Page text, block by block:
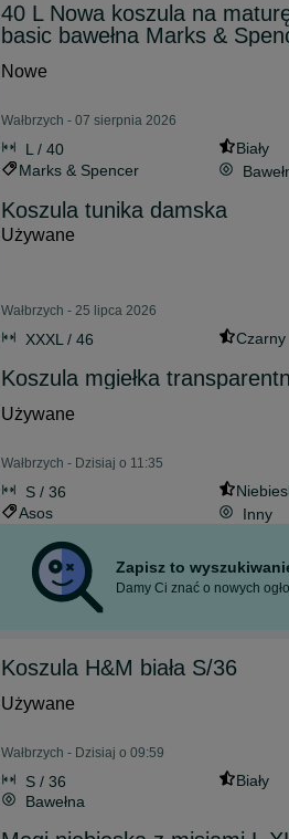
40 L Nowa koszula na
basic bawełna Marks &
Nowe
Wałbrzych - 07 sierpnia 2026
L / 40
Biały
Marks & Spencer
Koszula tunika damska
Używane
Wałbrzych - 25 lipca 2026
XXXL / 46 Czarny
Koszula mgiełka
Używane
Wałbrzych - Dzisiaj o 11:35
S / 36
Asos
Inny
Zapisz to
Damy Ci znać o nowych
Koszula H&M biała S/36
Używane
Wałbrzych - Dzisiaj o 09:59
S / 36
Biały
Bawełna